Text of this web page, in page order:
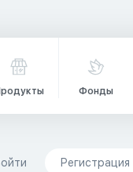
Фонды
Регистрация